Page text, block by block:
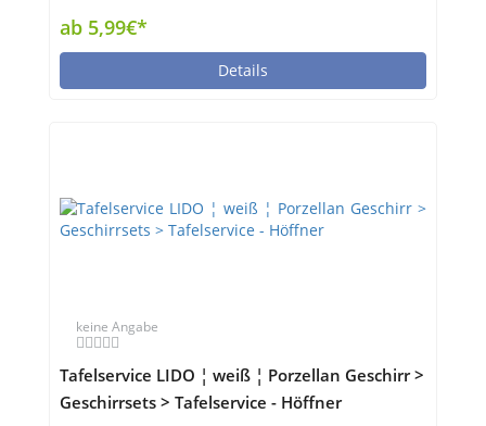
Einzelgeschirrteile - Höffner
ab 5,99€*
Details
keine Angabe
Tafelservice LIDO ¦ weiß ¦ Porzellan Geschirr >
Geschirrsets > Tafelservice - Höffner